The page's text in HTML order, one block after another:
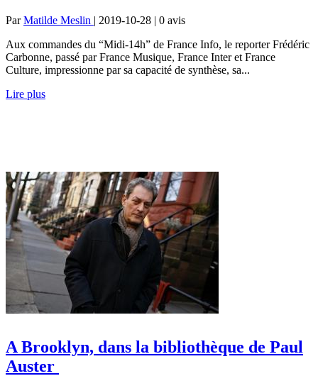
ParMatilde Meslin | 2019-10-28 | 0 avis
Aux commandes du “Midi-14h” de France Info, le reporter Frédéric
Carbonne, passé par France Musique, France Inter et France
Culture, impressionne par sa capacité de synthèse, sa...
Lire plus
A Brooklyn, dans la bibliothèque de Paul
Auster